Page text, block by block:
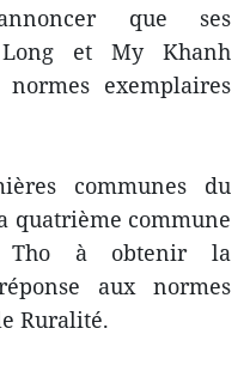
que ses
et My Khanh
exemplaires
communes du
quatrième commune
à obtenir la
aux normes
Ruralité.